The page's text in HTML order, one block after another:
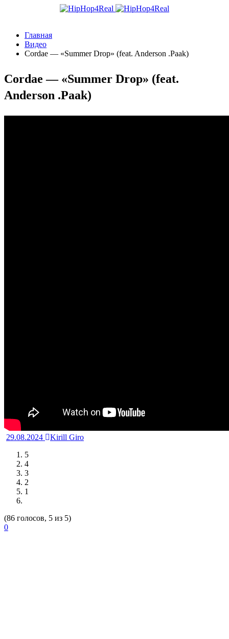
Главная
Видео
Cordae — «Summer Drop» (feat. Anderson .Paak)
Cordae — «Summer Drop» (feat.
Anderson .Paak)
29.08.2024
Kirill Giro
5
4
3
2
1
(86 голосов, 5 из 5)
0